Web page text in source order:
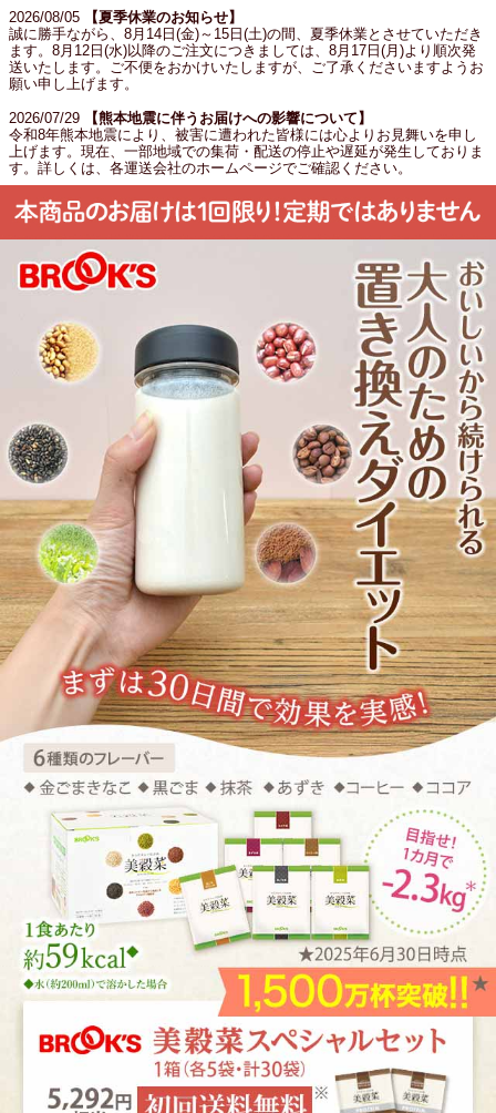
2026/08/05
【夏季休業のお知らせ】
誠に勝手ながら、8月14日(金)～15日(土)の間、夏季休業とさせていただき
ます。8月12日(水)以降のご注文につきましては、8月17日(月)より順次発
送いたします。ご不便をおかけいたしますが、ご了承くださいますようお
願い申し上げます。
2026/07/29
【熊本地震に伴うお届けへの影響について】
令和8年熊本地震により、被害に遭われた皆様には心よりお見舞いを申し
上げます。現在、一部地域での集荷・配送の停止や遅延が発生しておりま
す。詳しくは、各運送会社のホームページでご確認ください。